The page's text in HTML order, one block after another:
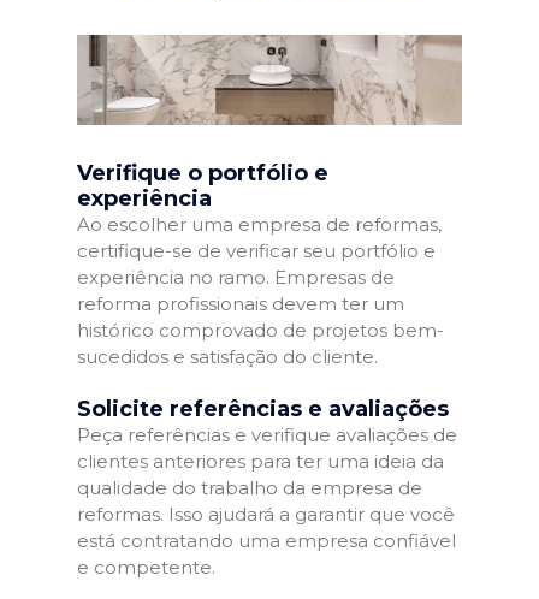
Verifique o portfólio e
experiência
Ao escolher uma empresa de reformas,
certifique-se de verificar seu portfólio e
experiência no ramo. Empresas de
reforma profissionais devem ter um
histórico comprovado de projetos bem-
sucedidos e satisfação do cliente.
Solicite referências e avaliações
Peça referências e verifique avaliações de
clientes anteriores para ter uma ideia da
qualidade do trabalho da empresa de
reformas. Isso ajudará a garantir que você
está contratando uma empresa confiável
e competente.